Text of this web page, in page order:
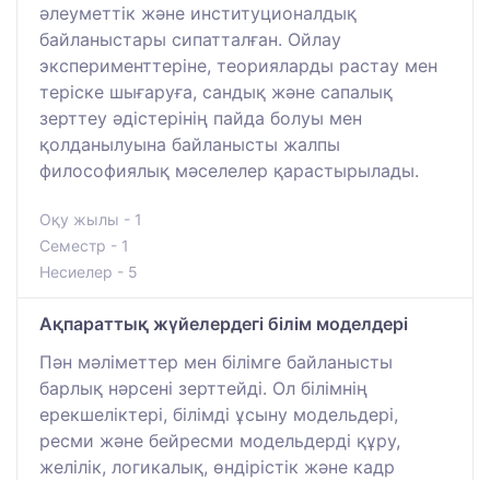
әлеуметтік және институционалдық
байланыстары сипатталған. Ойлау
эксперименттеріне, теорияларды растау мен
теріске шығаруға, сандық және сапалық
зерттеу әдістерінің пайда болуы мен
қолданылуына байланысты жалпы
философиялық мәселелер қарастырылады.
Оқу жылы - 1
Семестр - 1
Несиелер - 5
Ақпараттық жүйелердегi бiлiм моделдері
Пән мәліметтер мен білімге байланысты
барлық нәрсені зерттейді. Ол білімнің
ерекшеліктері, білімді ұсыну модельдері,
ресми және бейресми модельдерді құру,
желілік, логикалық, өндірістік және кадр